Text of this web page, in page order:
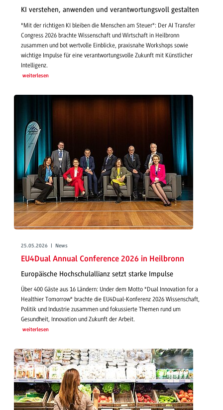
KI verstehen, anwenden und verantwortungsvoll gestalten
"Mit der richtigen KI bleiben die Menschen am Steuer": Der AI Transfer
Congress 2026 brachte Wissenschaft und Wirtschaft in Heilbronn
zusammen und bot wertvolle Einblicke, praxisnahe Workshops sowie
wichtige Impulse für eine verantwortungsvolle Zukunft mit Künstlicher
Intelligenz.
weiterlesen
25.05.2026 | News
EU4Dual Annual Conference 2026 in Heilbronn
Europäische Hochschulallianz setzt starke Impulse
Über 400 Gäste aus 16 Ländern: Under dem Motto "Dual Innovation for a
Healthier Tomorrow" brachte die EU4Dual-Konferenz 2026 Wissenschaft,
Politik und Industrie zusammen und fokussierte Themen rund um
Gesundheit, Innovation und Zukunft der Arbeit.
weiterlesen